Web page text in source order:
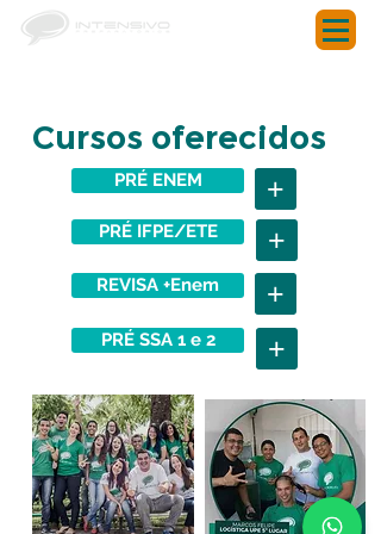
Cursos oferecidos
PRÉ ENEM +
PRÉ IFPE/ETE +
REVISA +Enem +
PRÉ SSA 1 e 2 +